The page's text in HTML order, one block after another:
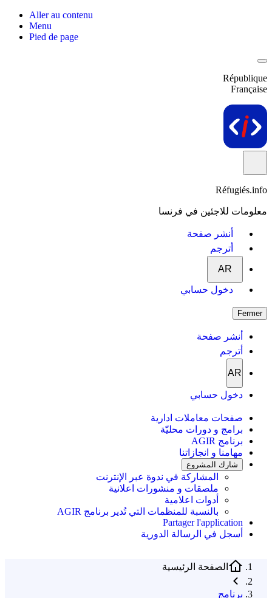
Aller au contenu
Menu
Pied de page
République
Française
Réfugiés.info
معلومات للاجئين في فرنسا
أنشر صفحة
أترجم
AR
دخول حسابي
Fermer
أنشر صفحة
أترجم
AR
دخول حسابي
صفحات معاملات ادارية
برامج و دورات محليّة
برنامج AGIR
مهامنا و انجازاتنا
شارك المشروع
المشاركة في ندوة عبر الإنترنت
ملصقات و منشورات اعلانية
أدوات اعلامية
بالنسبة للمنظمات التي تُدير برنامج AGIR
Partager l'application
أسجل في الرسالة الدورية
الصفحة الرئيسية
برنامج